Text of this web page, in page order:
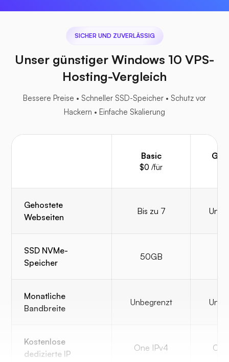
SICHER UND ZUVERLÄSSIG
Unser günstiger Windows 10 VPS-
Hosting-Vergleich
Bessere Preise • Schneller SSD-Speicher • Schutz vor
Hackern • Einfache Skalierung
Basic
$0 /für
Gehostete
Webseiten
Bis zu 7
SSD NVMe-
Speicher
50GB
Monatliche
Bandbreite
Unbegrenzt
Kostenlose
dedizierte IP
One IPv4